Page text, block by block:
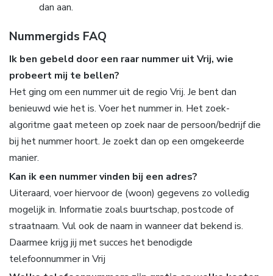
dan aan.
Nummergids FAQ
Ik ben gebeld door een raar nummer uit Vrij, wie
probeert mij te bellen?
Het ging om een nummer uit de regio Vrij. Je bent dan
benieuwd wie het is. Voer het nummer in. Het zoek-
algoritme gaat meteen op zoek naar de persoon/bedrijf die
bij het nummer hoort. Je zoekt dan op een omgekeerde
manier.
Kan ik een nummer vinden bij een adres?
Uiteraard, voer hiervoor de (woon) gegevens zo volledig
mogelijk in. Informatie zoals buurtschap, postcode of
straatnaam. Vul ook de naam in wanneer dat bekend is.
Daarmee krijg jij met succes het benodigde
telefoonnummer in Vrij